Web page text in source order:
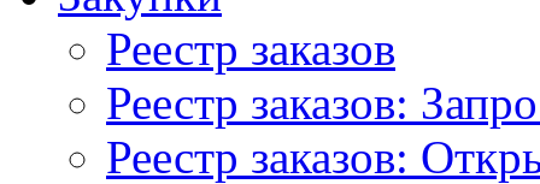
Реестр заказов
Реестр заказов:
Реестр заказов: